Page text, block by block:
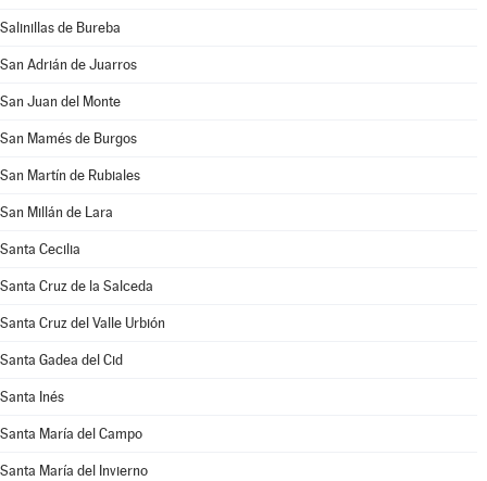
Salinillas de Bureba
San Adrián de Juarros
San Juan del Monte
San Mamés de Burgos
San Martín de Rubiales
San Millán de Lara
Santa Cecilia
Santa Cruz de la Salceda
Santa Cruz del Valle Urbión
Santa Gadea del Cid
Santa Inés
Santa María del Campo
Santa María del Invierno